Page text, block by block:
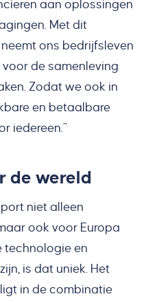
aan oplossingen
Met dit
ons bedrijfsleven
de samenleving
Zodat we ook in
en betaalbare
iedereen.”
de wereld
niet alleen
ook voor Europa
technologie en
is dat uniek. Het
in de combinatie